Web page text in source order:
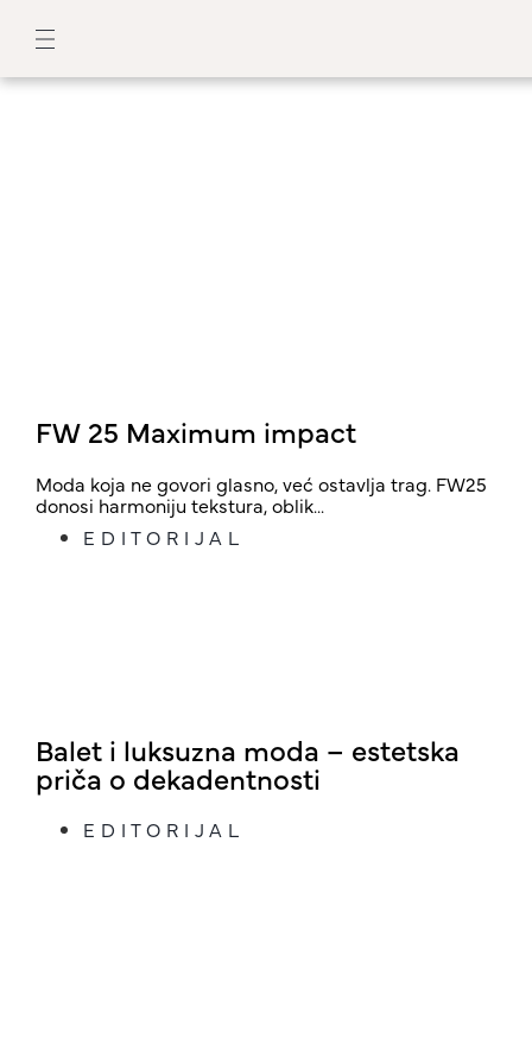
FW 25 Maximum impact
Moda koja ne govori glasno, već ostavlja trag. FW25
donosi harmoniju tekstura, oblik...
EDITORIJAL
Balet i luksuzna moda – estetska
priča o dekadentnosti
EDITORIJAL